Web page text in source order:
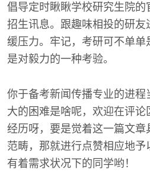
倡导定时瞅瞅学校研究生院的
招生讯息。跟趣味相投的研友
缓压力。牢记，考研可不单单
是对毅力的一种考验。
你于备考新闻传播专业的进程
大的困难是啥呢，欢迎在评
经历呀，要是觉着这一篇文章
范畴，那就进行点赞相应地
有着需求状况下的同学哟！